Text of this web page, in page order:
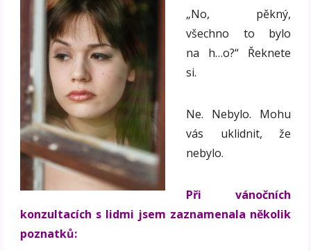
„No, pěkný,
všechno to bylo
na h…o?“ Řeknete
si.
Ne. Nebylo. Mohu
vás uklidnit, že
nebylo.
Při vánočních
konzultacích s lidmi jsem zaznamenala několik
poznatků: